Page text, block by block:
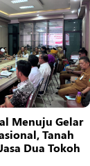
Menuju Gelar
Tanah
Dua Tokoh